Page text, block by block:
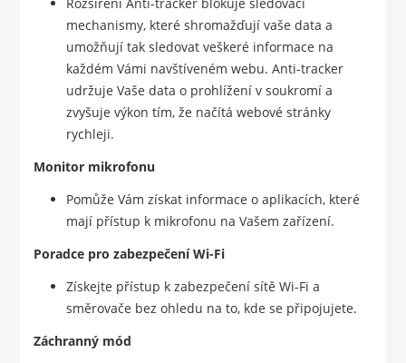
mechanismy, které shromažďují vaše data a
umožňují tak sledovat veškeré informace na
každém Vámi navštíveném webu. Anti-tracker
udržuje Vaše data o prohlížení v soukromí a
zvyšuje výkon tím, že načítá webové stránky
rychleji.
Monitor mikrofonu
Pomůže Vám získat informace o aplikacích, které
mají přístup k mikrofonu na Vašem zařízení.
Poradce pro zabezpečení Wi-Fi
Získejte přístup k zabezpečení sítě Wi-Fi a
směrovače bez ohledu na to, kde se připojujete.
Záchranný mód